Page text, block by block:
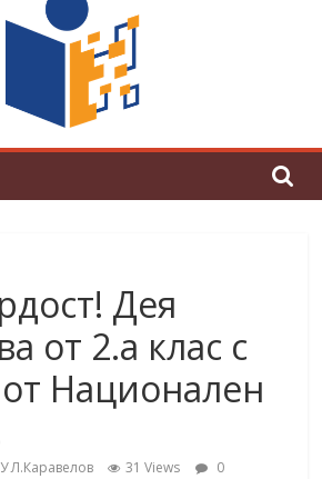
на Андерсен оживя в ОУ
„Любен Каравелов“
Дея
от 2.а клас с
Национален
Л.Каравелов 31 Views
0